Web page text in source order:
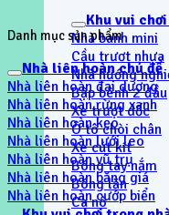
Khu vui
Nhà banh mini
Cầu trươt nhựa
Nhà hướng
Bập bênh 2 đầu
Xe trượt dốc
Ô tô chòi chân
Xe cút kít
Bóng tay nắm
Bóng lăn
Ca nô
Danh mục sản phẩm
Nhà liên hoàn chủ đề
Nhà liên hoàn đại dương
Nhà liên hoàn rừng xanh
Nhà liên hoàn kẹo
Nhà liên hoàn lưới leo
Nhà liên hoàn vũ trụ
Nhà liên hoàn băng giá
Nhà liên hoàn cướp biển